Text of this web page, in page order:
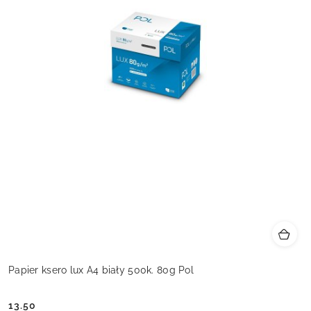
Papier ksero lux A4 biały 500k. 80g Pol
13.50